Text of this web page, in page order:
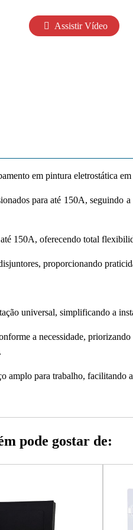
Assistir Vídeo
em pintura eletrostática
para até 150A, seguindo
150A, oferecendo total
proporcionando
universal, simplificando a
a necessidade,
amplo para trabalho, facilitando
bancada.
pode gostar de: